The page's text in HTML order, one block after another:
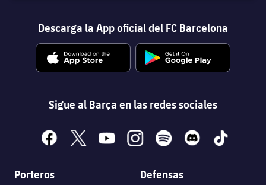
Descarga la App oficial del FC Barcelona
Sigue al Barça en las redes sociales
facebook
x youtubeinstagramspotify discord tiktok
Porteros Defensas